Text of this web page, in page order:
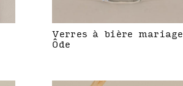
Verres à bière mariage
Ôde